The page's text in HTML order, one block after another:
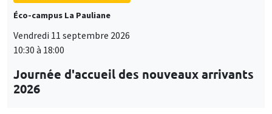
Éco-campus La Pauliane
Vendredi 11 septembre 2026
10:30 à 18:00
Journée d'accueil des nouveaux arrivants
2026